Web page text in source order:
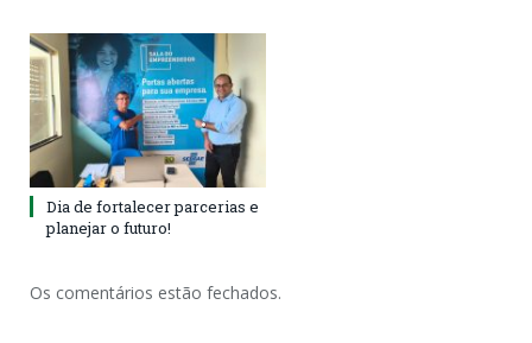
Dia de fortalecer parcerias e
planejar o futuro!
Os comentários estão fechados.